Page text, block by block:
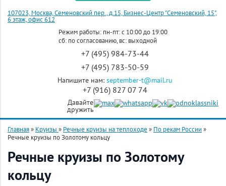
107023, Москва, Семеновский пер., д.15, Бизнес-Центр "Семеновский, 15",
6 этаж, офис 612
Режим работы: пн-пт: с 10:00 до 19:00
сб: по согласованию, вс: выходной
+7 (495) 984-73-44
+7 (495) 783-50-59
Напишите нам: september-t@mail.ru
+7 (916) 827 07 74
Давайте
дружить
КРУИЗЫ
ЭКСКУРСИОННЫЕ ТУРЫ
Главная» Круизы » Речные круизы на теплоходе » По рекам России»
Речные круизы по Золотому кольцу
Речные круизы по Золотому
кольцу